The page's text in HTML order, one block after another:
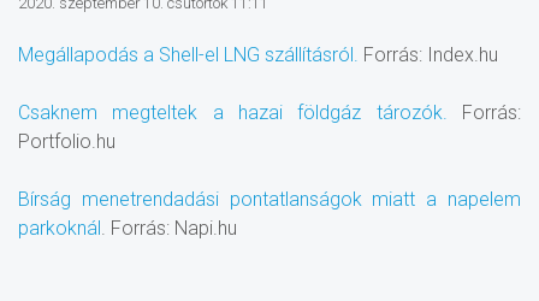
Megállapodás a Shell-el LNG szállításról. Forrás: Index.hu
Csaknem megteltek a hazai földgáz tározók. Forrás:
Portfolio.hu
Bírság menetrendadási pontatlanságok miatt a napelem
parkoknál. Forrás: Napi.hu